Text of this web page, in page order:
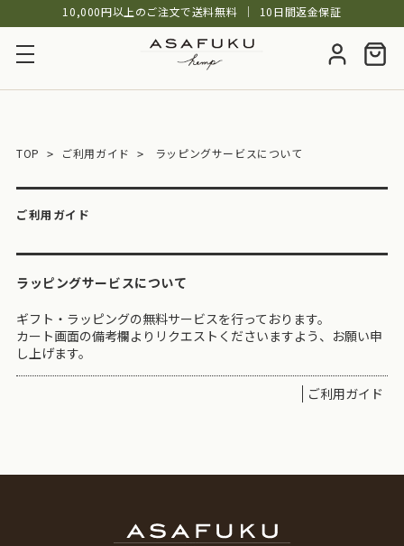
10,000円以上のご注文で送料無料 │ 10日間返金保証
TOP ご利用ガイド ラッピングサービスについて
ご利用ガイド
ラッピングサービスについて
ギフト・ラッピングの無料サービスを行っております。
カート画面の備考欄よりリクエストくださいますよう、お願い申
し上げます。
ご利用ガイド